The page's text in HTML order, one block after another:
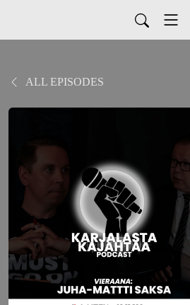
ALL EPISODES